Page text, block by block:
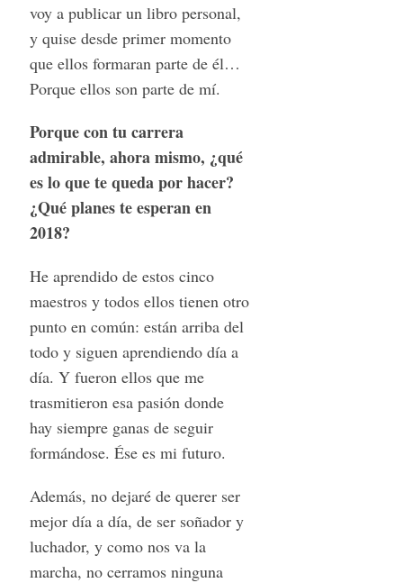
voy a publicar un libro personal,
y quise desde primer momento
que ellos formaran parte de él…
Porque ellos son parte de mí.
Porque con tu carrera
admirable, ahora mismo, ¿qué
es lo que te queda por hacer?
¿Qué planes te esperan en
2018?
He aprendido de estos cinco
maestros y todos ellos tienen otro
punto en común: están arriba del
todo y siguen aprendiendo día a
día. Y fueron ellos que me
trasmitieron esa pasión donde
hay siempre ganas de seguir
formándose. Ése es mi futuro.
Además, no dejaré de querer ser
mejor día a día, de ser soñador y
luchador, y como nos va la
marcha, no cerramos ninguna